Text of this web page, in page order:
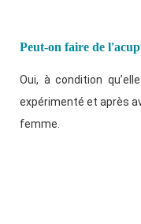
Peut-on faire de
Oui, à condition
expérimenté et après
femme.